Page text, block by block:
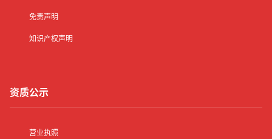
免责声明
知识产权声明
资质公示
营业执照